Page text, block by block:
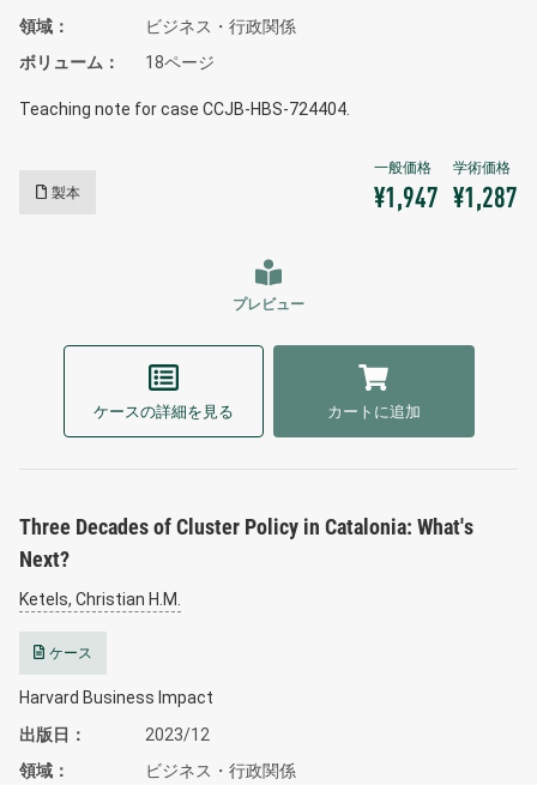
領域
ビジネス・行政関係
ボリューム
18ページ
Teaching note for case CCJB-HBS-724404.
製本 ¥1,947 ¥1,287
プレビュー
ケースの詳細を見る カートに追加
Three Decades of Cluster Policy in Catalonia: What's
Next?
Ketels, Christian H.M.
ケース
Harvard Business Impact
出版日
2023/12
領域
ビジネス・行政関係